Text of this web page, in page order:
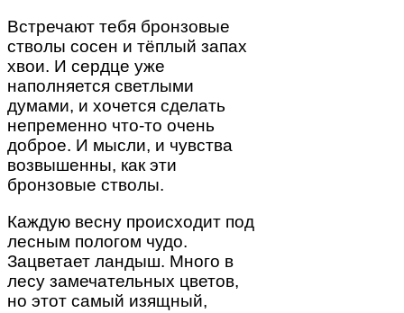
Встречают тебя бронзовые
стволы сосен и тёплый запах
хвои. И сердце уже
наполняется светлыми
думами, и хочется сделать
непременно что-то очень
доброе. И мысли, и чувства
возвышенны, как эти
бронзовые стволы.
Каждую весну происходит под
лесным пологом чудо.
Зацветает ландыш. Много в
лесу замечательных цветов,
но этот самый изящный,